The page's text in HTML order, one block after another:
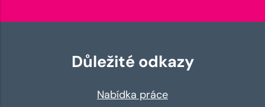
Důležité odkazy
Nabídka práce